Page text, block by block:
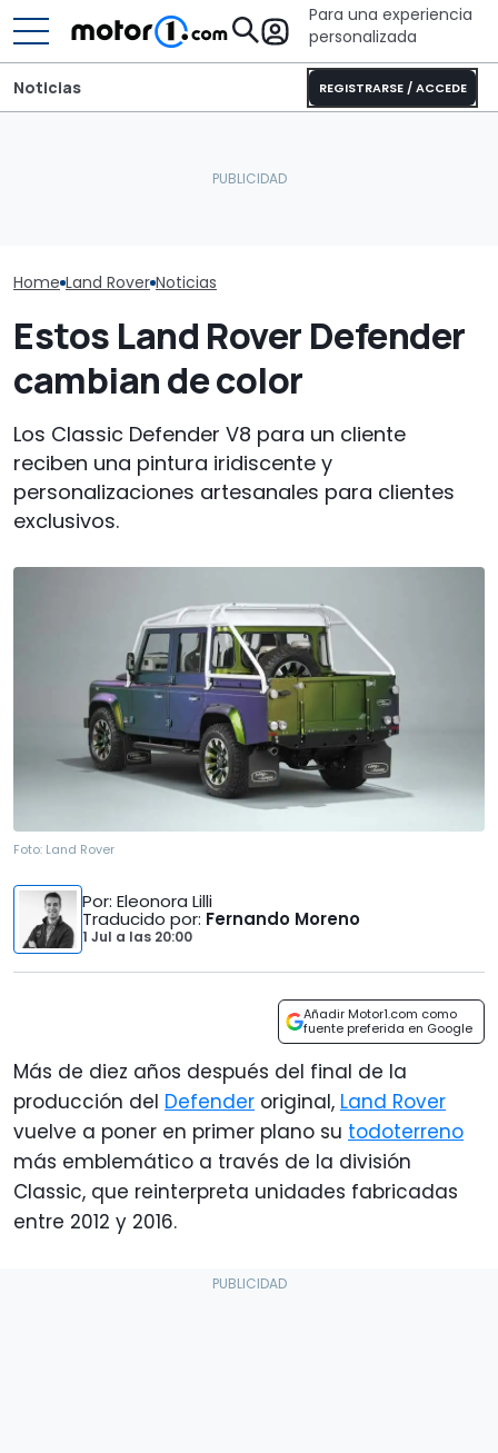
Para una experiencia
personalizada
REGISTRARSE / ACCEDE
Noticias
Home Land Rover Noticias
Estos Land Rover Defender
cambian de color
Los Classic Defender V8 para un cliente
reciben una pintura iridiscente y
personalizaciones artesanales para clientes
exclusivos.
Foto: Land Rover
Por: Eleonora Lilli
Traducido por: Fernando Moreno
1 Jul a las 20:00
Añadir Motor1.com como
fuente preferida en Google
Más de diez años después del final de la
producción del Defender original, Land Rover
vuelve a poner en primer plano su todoterreno
más emblemático a través de la división
Classic, que reinterpreta unidades fabricadas
entre 2012 y 2016.